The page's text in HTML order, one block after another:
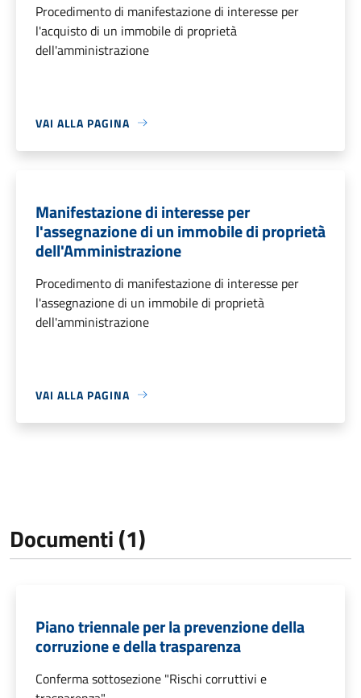
Procedimento di manifestazione di interesse per
l'acquisto di un immobile di proprietà
dell'amministrazione
VAI ALLA PAGINA
Manifestazione di interesse per
l'assegnazione di un immobile di proprietà
dell'Amministrazione
Procedimento di manifestazione di interesse per
l'assegnazione di un immobile di proprietà
dell'amministrazione
VAI ALLA PAGINA
Documenti (1)
Piano triennale per la prevenzione della
corruzione e della trasparenza
Conferma sottosezione "Rischi corruttivi e